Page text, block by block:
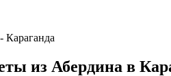
Караганда
из Абердина в